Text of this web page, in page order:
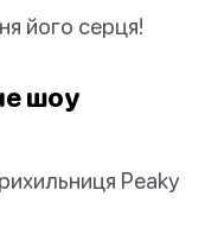
його серця!
шоу
Peaky